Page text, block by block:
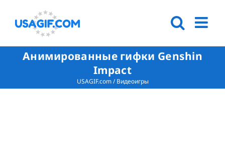
Анимированные гифки Genshin
Impact
USAGIF.com/Видеоигры